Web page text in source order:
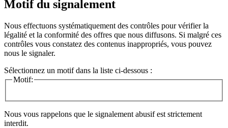
Motif du signalement
Nous effectuons systématiquement des contrôles pour vérifier la
légalité et la conformité des offres que nous diffusons. Si malgré ces
contrôles vous constatez des contenus inappropriés, vous pouvez
nous le signaler.
Sélectionnez un motif dans la liste ci-dessous :
Motif:
Nous vous rappelons que le signalement abusif est strictement
interdit.